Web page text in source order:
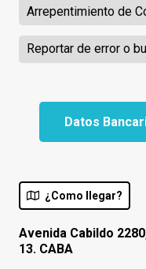
Arrepentimiento de
Reportar de error o
Datos
¿Como llegar?
Avenida Cabildo
13. CABA